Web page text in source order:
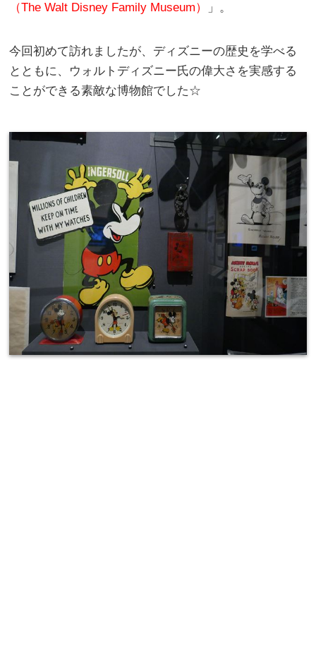
（The Walt Disney Family Museum）
」。
今回初めて訪れましたが、ディズニーの歴史を学べる
とともに、ウォルトディズニー氏の偉大さを実感する
ことができる素敵な博物館でした☆